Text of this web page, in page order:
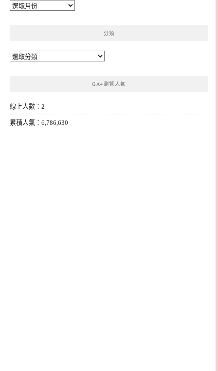
彙
分類
分
GA4瀏覽人氣
線上人數：2
累積人氣：6,786,630